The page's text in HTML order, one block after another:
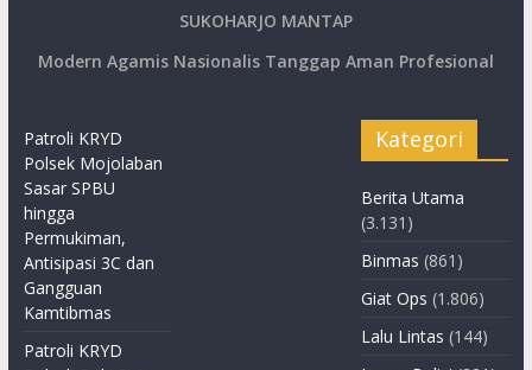
SUKOHARJO MANTAP
Modern Agamis Nasionalis Tanggap Aman Profesional
Patroli KRYD
Polsek Mojolaban
Sasar SPBU
hingga
Permukiman,
Antisipasi 3C dan
Gangguan
Kamtibmas
Patroli KRYD
Kategori
Berita Utama
(3.131)
Binmas (861)
Giat Ops (1.806)
Lalu Lintas (144)